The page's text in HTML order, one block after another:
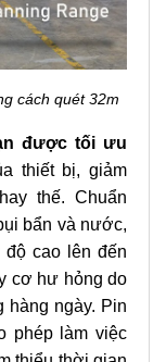
cách quét 32m
được tối ưu
thiết bị, giảm
thế. Chuẩn
bẩn và nước,
cao lên đến
cơ hư hỏng do
hàng ngày. Pin
phép làm việc